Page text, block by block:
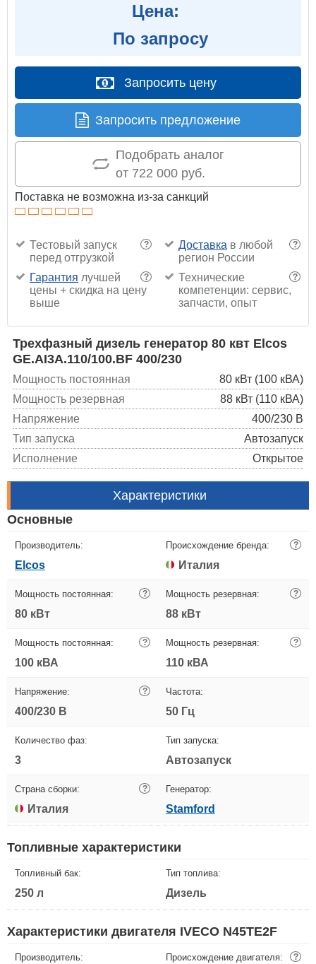
Цена:
По запросу
Запросить цену
Запросить предложение
Подобрать аналог
от 722 000 руб.
Поставка не возможна из-за санкций
?
Тестовый запуск
перед отгрузкой
?
Доставка в любой
регион России
?
Гарантия лучшей
цены + скидка на цену
выше
?
Технические
компетенции: сервис,
запчасти, опыт
Трехфазный дизель генератор 80 квт Elcos
GE.AI3A.110/100.BF 400/230
Мощность постоянная
80 кВт (100 кВА)
Мощность резервная
88 кВт (110 кВА)
Напряжение
400/230 В
Тип запуска
Автозапуск
Исполнение
Открытое
Характеристики
Основные
Производитель:
Elcos
Происхождение бренда: ?
Италия
Мощность постоянная: ?
80 кВт
Мощность резервная: ?
88 кВт
Мощность постоянная: ?
100 кВА
Мощность резервная: ?
110 кВА
Напряжение: ?
400/230 В
Частота:
50 Гц
Количество фаз:
3
Тип запуска:
Автозапуск
Страна сборки: ?
Италия
Генератор:
Stamford
Топливные характеристики
Топливный бак:
250 л
Тип топлива:
Дизель
Характеристики двигателя IVECO N45TE2F
Производитель: Происхождение двигателя: ?